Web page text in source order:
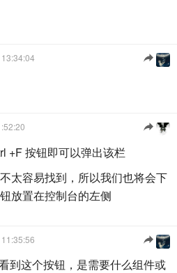
+F 按钮即可以弹出该栏
太容易找到，所以我们也将会下
放置在控制台的左侧
到这个按钮，是需要什么组件或